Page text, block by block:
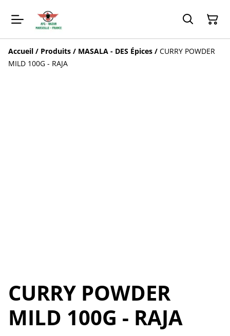
Accueil / Produits / MASALA - DES Épices / CURRY POWDER
MILD 100G - RAJA
CURRY POWDER
MILD 100G - RAJA